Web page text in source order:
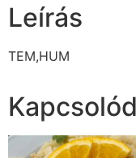
Leírás
TEM,HUM